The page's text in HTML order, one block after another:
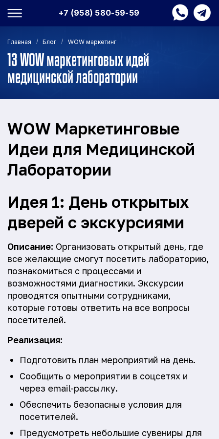
+7 (958) 580-59-59
Главная / Блог / WOW маркетинг
13 WOW маркетинговых идей
медицинской лаборатории
WOW Маркетинговые
Идеи для Медицинской
Лаборатории
Идея 1: День открытых
дверей с экскурсиями
Описание: Организовать открытый день, где
все желающие смогут посетить лабораторию,
познакомиться с процессами и
возможностями диагностики. Экскурсии
проводятся опытными сотрудниками,
которые готовы ответить на все вопросы
посетителей.
Реализация:
Подготовить план мероприятий на день.
Сообщить о мероприятии в соцсетях и
через email-рассылку.
Обеспечить безопасные условия для
посетителей.
Предусмотреть небольшие сувениры для